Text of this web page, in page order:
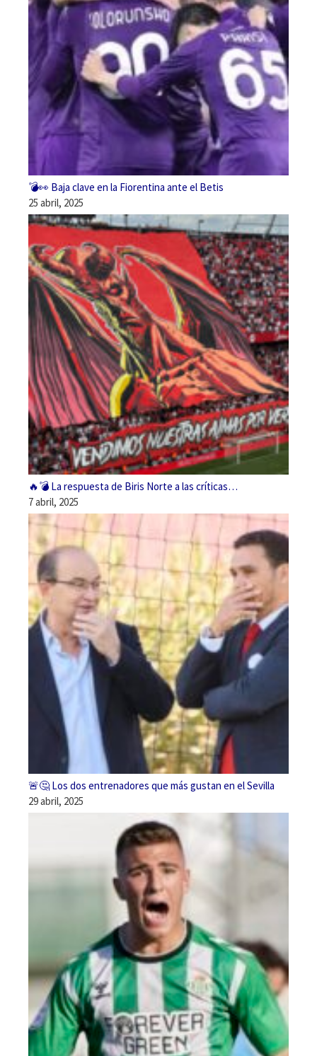
💣👀 Baja clave en la Fiorentina ante el Betis
25 abril, 2025
🔥💣 La respuesta de Biris Norte a las críticas…
7 abril, 2025
🚨🤔 Los dos entrenadores que más gustan en el Sevilla
29 abril, 2025